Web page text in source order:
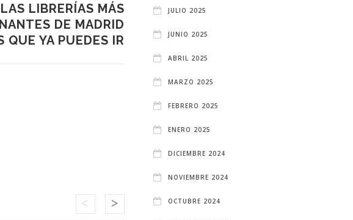
LAS LIBRERÍAS MÁS
DE MADRID
QUE YA PUEDES IR
JULIO 2025
JUNIO 2025
ABRIL 2025
MARZO 2025
FEBRERO 2025
ENERO 2025
DICIEMBRE 2024
NOVIEMBRE 2024
OCTUBRE 2024